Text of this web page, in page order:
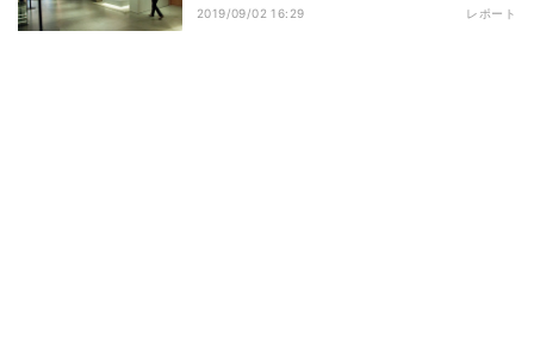
2019/09/02 16:29 レポート